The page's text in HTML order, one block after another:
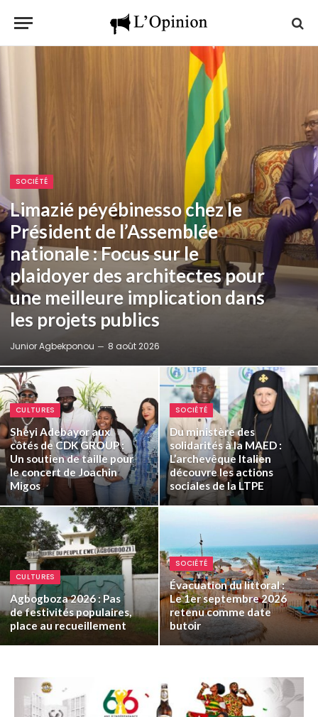
SOCIÉTÉ
Limazié péyébinesso chez le
Président de l’Assemblée
nationale : Focus sur le
plaidoyer des architectes pour
une meilleure implication dans
les projets publics
Junior Agbekponou 8 août 2026
CULTURES
Sheyi Adebayor aux
côtés de CDK GROUP :
Un soutien de taille pour
le concert de Joachin
Migos
SOCIÉTÉ
Du ministère des
solidarités à la MAED :
L’archevêque Italien
découvre les actions
sociales de la LTPE
CULTURES
Agbogboza 2026 : Pas
de festivités populaires,
place au recueillement
SOCIÉTÉ
Évacuation du littoral :
Le 1er septembre 2026
retenu comme date
butoir